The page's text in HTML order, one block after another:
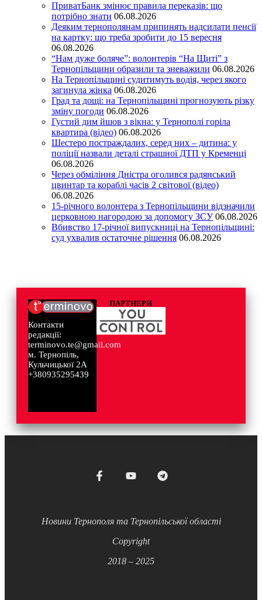
ПриватБанк змінює правила переказів: що
потрібно знати 06.08.2026
Деяким тернополянам припинять надсилати пенсії
на картку: що треба зробити до 15 вересня
06.08.2026
“Нам дуже боляче”: волонтерів “На Щиті” з
Тернопільщини образили та зневажили 06.08.2026
На Тернопільщині судитимуть водія, через якого
загинула жінка 06.08.2026
Град та дощі: на Тернопільщині прогнозують різку
зміну погоди 06.08.2026
Густий дим йшов з вікна: у Тернополі горіла
квартира (відео) 06.08.2026
Шестеро постраждалих, серед них – дитина: у
поліції назвали деталі страшної ДТП у Кременці
06.08.2026
Через обміління Дністра оголився радянський
цвинтар та кораблі часів 2 світової (відео)
06.08.2026
15-річного волонтера з Тернопільщини відзначили
церковною нагородою за допомогу ЗСУ 06.08.2026
Вбивство 17-річної випускниці на Тернопільщині:
суд ухвалив остаточне рішення 06.08.2026
Контакти
редакції:
terminovo.te@gmail.com
м. Тернопіль,
Кульчицької 2А
+380935295439
ПАРТНЕРИ
Новини Тернополя та Тернопільської області
Copyright
2018 – 2025